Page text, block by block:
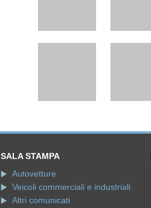
SALA STAMPA
Autovetture
Veicoli commerciali e industriali
Altri comunicati